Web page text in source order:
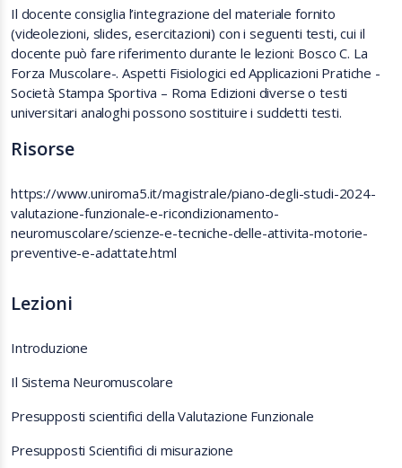
Il docente consiglia l’integrazione del materiale fornito
(videolezioni, slides, esercitazioni) con i seguenti testi, cui il
docente può fare riferimento durante le lezioni: Bosco C. La
Forza Muscolare-. Aspetti Fisiologici ed Applicazioni Pratiche -
Società Stampa Sportiva – Roma Edizioni diverse o testi
universitari analoghi possono sostituire i suddetti testi.
Risorse
https://www.uniroma5.it/magistrale/piano-degli-studi-2024-
valutazione-funzionale-e-ricondizionamento-
neuromuscolare/scienze-e-tecniche-delle-attivita-motorie-
preventive-e-adattate.html
Lezioni
Introduzione
Il Sistema Neuromuscolare
Presupposti scientifici della Valutazione Funzionale
Presupposti Scientifici di misurazione